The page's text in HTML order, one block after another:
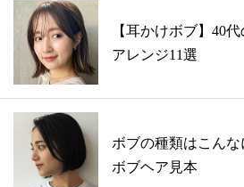
【耳かけボブ】40
アレンジ11選
ボブの種類はこん
ボブヘア見本